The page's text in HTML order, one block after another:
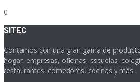
0
SITEC
Contamos con una gran gama de
hogar, empresas, oficinas, escuelas,
restaurantes, comedores, cocinas y más.